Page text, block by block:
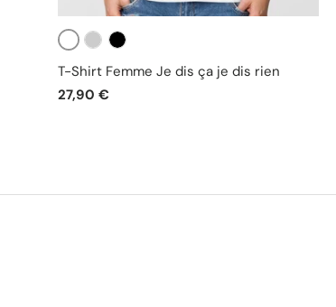
Blanc
T-Shirt Femme Je dis ça je dis rien
27,90 €